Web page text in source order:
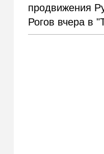
продвижения
Рогов вчера в